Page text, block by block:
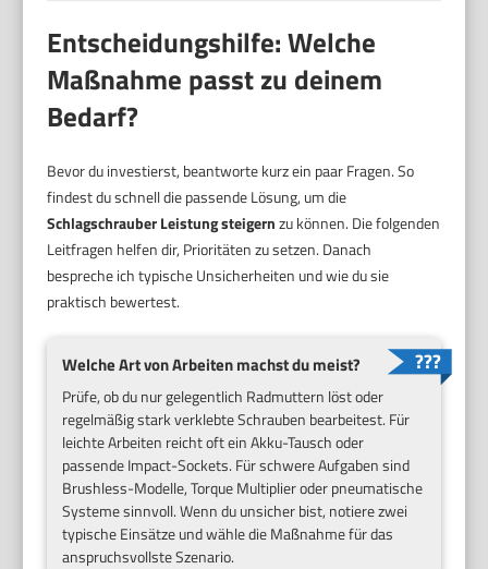
Entscheidungshilfe: Welche
Maßnahme passt zu deinem
Bedarf?
Bevor du investierst, beantworte kurz ein paar Fragen. So
findest du schnell die passende Lösung, um die
Schlagschrauber Leistung steigernzu können. Die folgenden
Leitfragen helfen dir, Prioritäten zu setzen. Danach
bespreche ich typische Unsicherheiten und wie du sie
praktisch bewertest.
Welche Art von Arbeiten machst du meist?
Prüfe, ob du nur gelegentlich Radmuttern löst oder
regelmäßig stark verklebte Schrauben bearbeitest. Für
leichte Arbeiten reicht oft ein Akku-Tausch oder
passende Impact-Sockets. Für schwere Aufgaben sind
Brushless-Modelle, Torque Multiplier oder pneumatische
Systeme sinnvoll. Wenn du unsicher bist, notiere zwei
typische Einsätze und wähle die Maßnahme für das
anspruchsvollste Szenario.